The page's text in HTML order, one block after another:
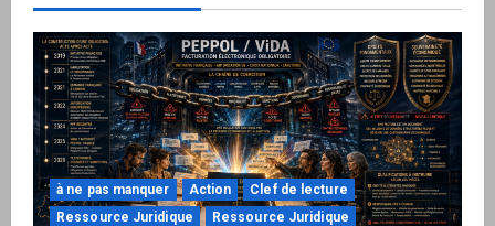
à ne pas manquer Action
Clef de lecture
Ressource Juridique
Ressource Juridique